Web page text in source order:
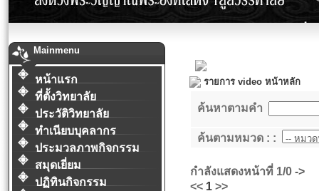
Mainmenu
หน้าแรก
ที่ตั้งวิทยาลัย
ประวัติวิทยาลัย
ทำเนียบบุคลากร
ประมวลภาพกิจกรรม
สมุดเยี่ยม
ปฏิทินกิจกรรม
รายการ video หน้าหลัก
ค้นหาตามคำ
ค้นตามหมวด : :
กำลังแสดงหน้าที่ 1/0 ->
<< 1 >>